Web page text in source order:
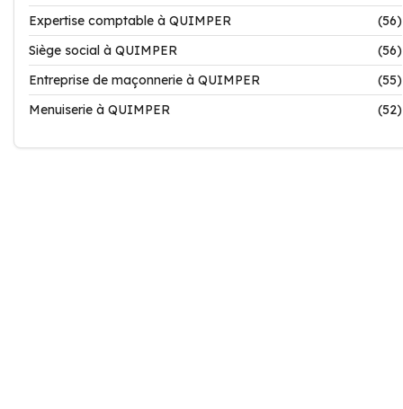
Expertise comptable à QUIMPER
(56)
Siège social à QUIMPER
(56)
Entreprise de maçonnerie à QUIMPER
(55)
Menuiserie à QUIMPER
(52)